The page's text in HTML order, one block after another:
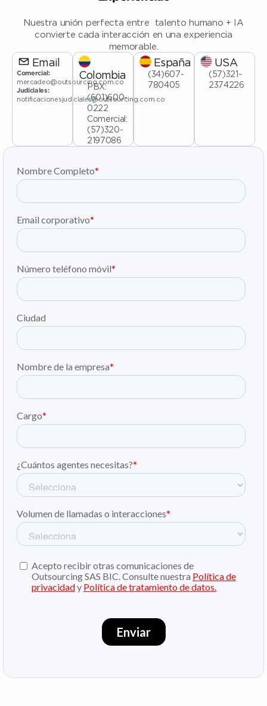
Nuestra unión perfecta entre talento humano + IA
convierte cada interacción en una experiencia
memorable.
Email
Comercial:
mercadeo@outsourcing.com.co
Judiciales:
notificacionesjudiciales@outsourcing.com.co
Colombia
PBX:
(601)600-
0222
Comercial:
(57)320-
2197086
España
(34)607-
780405
USA
(57)321-
2374226